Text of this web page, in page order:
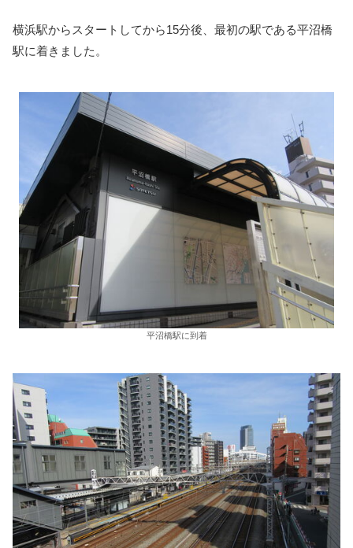
横浜駅からスタートしてから15分後、最初の駅である平沼橋
駅に着きました。
平沼橋駅に到着